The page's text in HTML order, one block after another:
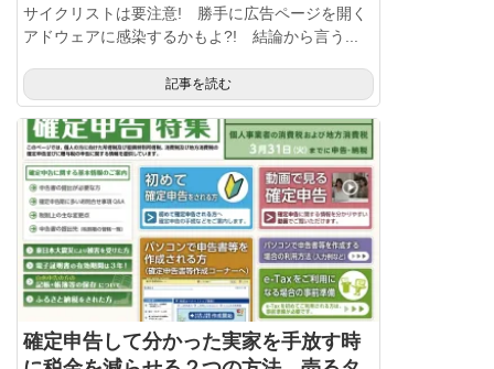
サイクリストは要注意! 勝手に広告ページを開く
アドウェアに感染するかもよ?! 結論から言う...
記事を読む
確定申告して分かった実家を手放す時